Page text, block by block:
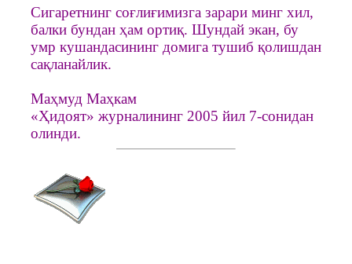
Сигаретнинг соғлиғимизга зарари минг хил,
балки бундан ҳам ортиқ. Шундай экан, бу
умр кушандасининг домига тушиб қолишдан
сақланайлик.
Маҳмуд Маҳкам
«Ҳидоят» журналининг 2005 йил 7-сонидан
олинди.